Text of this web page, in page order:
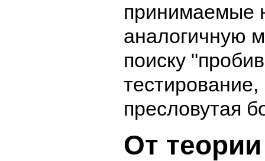
принимаемые
аналогичную
поиску
пресловутая
От